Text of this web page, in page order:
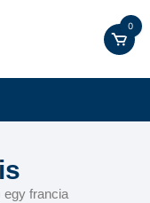
0
egy francia